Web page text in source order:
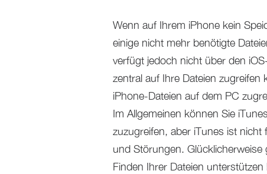
Wenn auf Ihrem iPhone kein
einige nicht mehr benötigte
verfügt jedoch nicht über den
zentral auf Ihre Dateien
iPhone-Dateien auf dem PC
Im Allgemeinen können Sie
zuzugreifen, aber iTunes ist
und Störungen. Glücklicherweise
Finden Ihrer Dateien